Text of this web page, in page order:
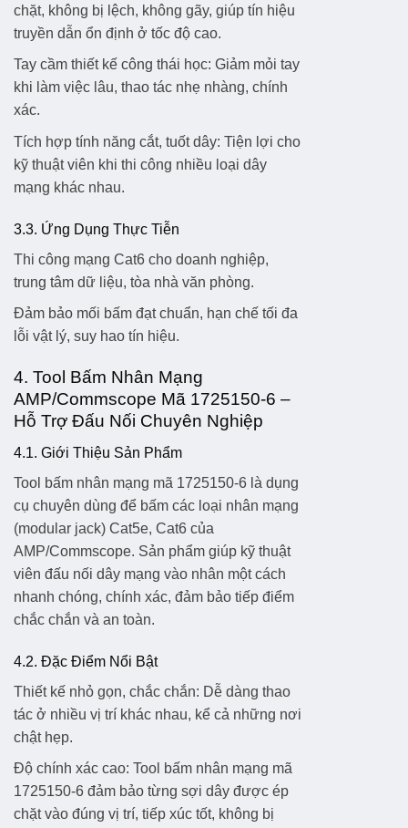
chặt, không bị lệch, không gãy, giúp tín hiệu
truyền dẫn ổn định ở tốc độ cao.
Tay cầm thiết kế công thái học: Giảm mỏi tay
khi làm việc lâu, thao tác nhẹ nhàng, chính
xác.
Tích hợp tính năng cắt, tuốt dây: Tiện lợi cho
kỹ thuật viên khi thi công nhiều loại dây
mạng khác nhau.
3.3. Ứng Dụng Thực Tiễn
Thi công mạng Cat6 cho doanh nghiệp,
trung tâm dữ liệu, tòa nhà văn phòng.
Đảm bảo mối bấm đạt chuẩn, hạn chế tối đa
lỗi vật lý, suy hao tín hiệu.
4. Tool Bấm Nhân Mạng
AMP/Commscope Mã 1725150-6 –
Hỗ Trợ Đấu Nối Chuyên Nghiệp
4.1. Giới Thiệu Sản Phẩm
Tool bấm nhân mạng mã 1725150-6 là dụng
cụ chuyên dùng để bấm các loại nhân mạng
(modular jack) Cat5e, Cat6 của
AMP/Commscope. Sản phẩm giúp kỹ thuật
viên đấu nối dây mạng vào nhân một cách
nhanh chóng, chính xác, đảm bảo tiếp điểm
chắc chắn và an toàn.
4.2. Đặc Điểm Nổi Bật
Thiết kế nhỏ gọn, chắc chắn: Dễ dàng thao
tác ở nhiều vị trí khác nhau, kể cả những nơi
chật hẹp.
Độ chính xác cao: Tool bấm nhân mạng mã
1725150-6 đảm bảo từng sợi dây được ép
chặt vào đúng vị trí, tiếp xúc tốt, không bị